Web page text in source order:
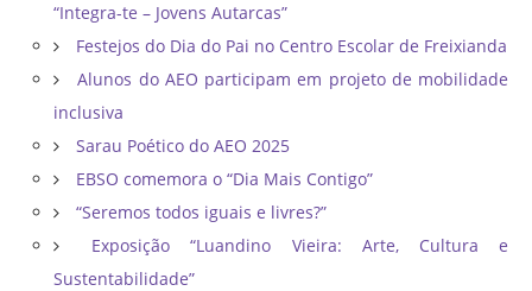
“Integra-te – Jovens Autarcas”
Festejos do Dia do Pai no Centro Escolar de Freixianda
Alunos do AEO participam em projeto de mobilidade
inclusiva
Sarau Poético do AEO 2025
EBSO comemora o “Dia Mais Contigo”
“Seremos todos iguais e livres?”
Exposição “Luandino Vieira: Arte, Cultura e
Sustentabilidade”